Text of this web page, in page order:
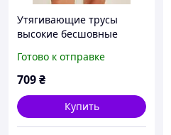
Утягивающие трусы
высокие бесшовные
массажным эффектом
Emay 2029 L/XL
Готово к отправке
709₴
Купить